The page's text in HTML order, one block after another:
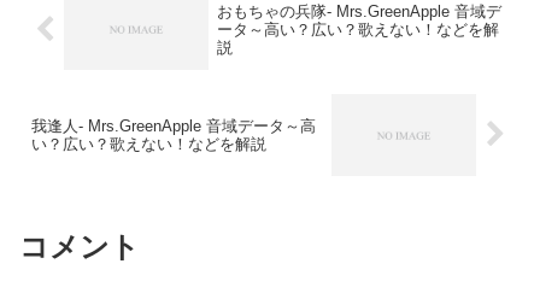
おもちゃの兵隊- Mrs.GreenApple 音域デ
ータ～高い？広い？歌えない！などを解
説
我逢人- Mrs.GreenApple 音域データ～高
い？広い？歌えない！などを解説
コメント